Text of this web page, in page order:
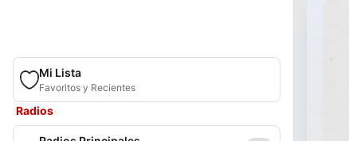
Mi Lista
Favoritos y Recientes
Radios